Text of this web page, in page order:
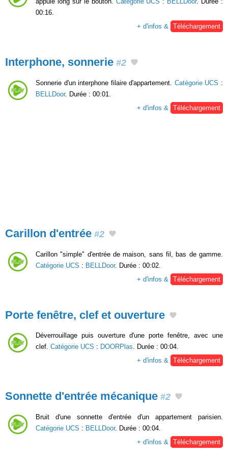
00:16.
+ d'infos & Téléchargement
Interphone, sonnerie #2
Sonnerie d'un interphone filaire d'appartement. Catégorie UCS :
BELLDoor. Durée : 00:01.
+ d'infos & Téléchargement
Carillon d'entrée #2
Carillon "simple" d'entrée de maison, sans fil, bas de gamme.
Catégorie UCS : BELLDoor. Durée : 00:02.
+ d'infos &
Téléchargement
Porte fenêtre, clef et ouverture
Déverrouillage puis ouverture d'une porte fenêtre, avec une
clef. Catégorie UCS : DOORPlas. Durée : 00:04.
+ d'infos & Téléchargement
Sonnette d'entrée mécanique #2
Bruit d'une sonnette d'entrée d'un appartement parisien.
Catégorie UCS : BELLDoor. Durée : 00:04.
+ d'infos & Téléchargement